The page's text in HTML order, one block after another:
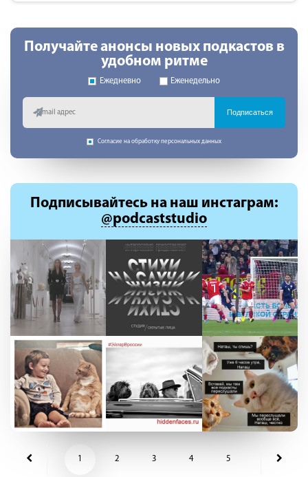
Получайте анонсы новых подкастов в
удобном ритме
Ежедневно Еженедельно
Подписаться
Согласие на обработку персональных данных
Подписывайтесь на наш инстаграм:
@podcaststudio
1 2 3 4 5